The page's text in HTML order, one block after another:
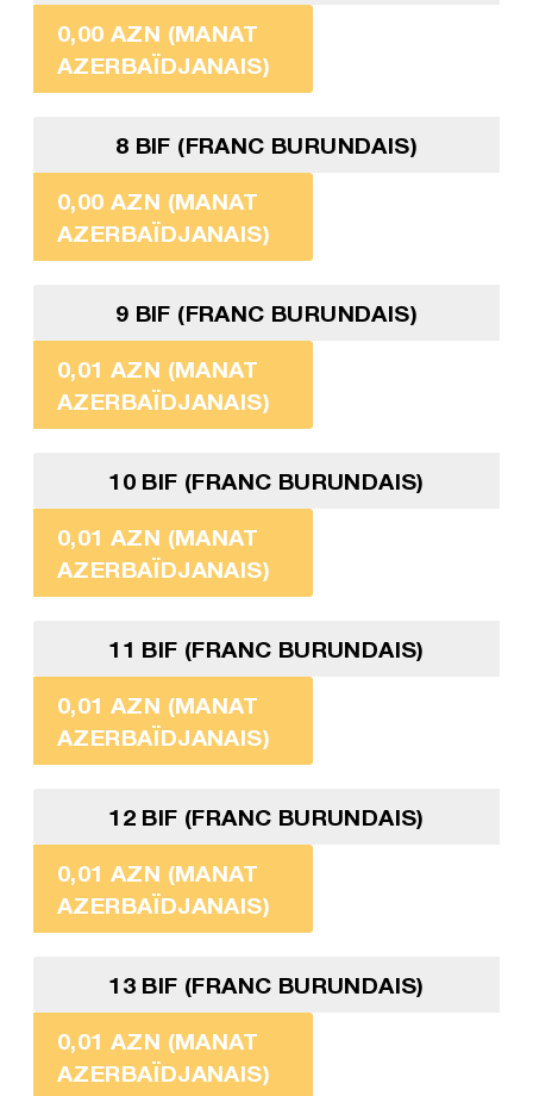
0,00 AZN (MANAT
AZERBAÏDJANAIS)
8 BIF (FRANC BURUNDAIS)
0,00 AZN (MANAT
AZERBAÏDJANAIS)
9 BIF (FRANC BURUNDAIS)
0,01 AZN (MANAT
AZERBAÏDJANAIS)
10 BIF (FRANC BURUNDAIS)
0,01 AZN (MANAT
AZERBAÏDJANAIS)
11 BIF (FRANC BURUNDAIS)
0,01 AZN (MANAT
AZERBAÏDJANAIS)
12 BIF (FRANC BURUNDAIS)
0,01 AZN (MANAT
AZERBAÏDJANAIS)
13 BIF (FRANC BURUNDAIS)
0,01 AZN (MANAT
AZERBAÏDJANAIS)